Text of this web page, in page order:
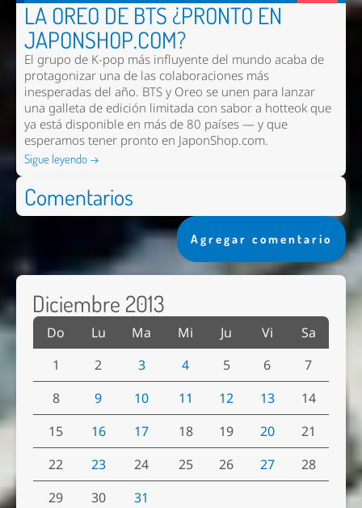
LA OREO DE BTS ¿PRONTO EN
JAPONSHOP.COM?
El grupo de K-pop más influyente del mundo acaba de
protagonizar una de las colaboraciones más
inesperadas del año. BTS y Oreo se unen para lanzar
una galleta de edición limitada con sabor a hotteok que
ya está disponible en más de 80 países — y que
esperamos tener pronto en JaponShop.com.
Sigue leyendo →
Comentarios
Agregar comentario
Diciembre 2013
Do Lu Ma Mi Ju Vi
Sa
1
2 3 4 5 6
7
8
9 10 11 12 13
14
15
16 17 18 19 20
21
22
23 24 25 26 27
28
29
30 31